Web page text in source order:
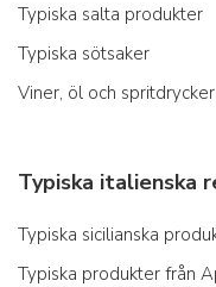
Typiska salta produkter
Typiska sötsaker
Viner, öl och spritdrycker
Typiska italienska
Typiska sicilianska
Typiska produkter från